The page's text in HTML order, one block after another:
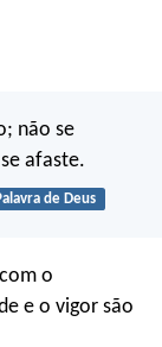
não se
afaste.
de Deus
o
e o vigor são